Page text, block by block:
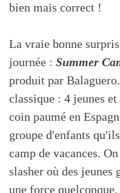
bien mais correct !
La vraie bonne
journée : Summer
produit par
classique : 4 jeunes
coin paumé en
groupe d'enfants
camp de vacances.
slasher où des jeunes
une force